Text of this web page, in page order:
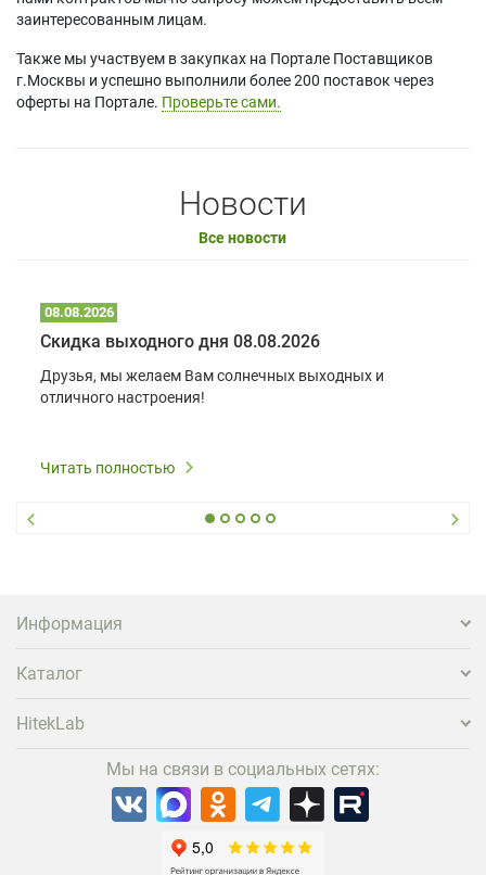
заинтересованным лицам.
Также мы участвуем в закупках на Портале Поставщиков
г.Москвы и успешно выполнили более 200 поставок через
оферты на Портале. Проверьте сами.
Новости
Все новости
08.08.2026
Скидка выходного дня 08.08.2026
Друзья, мы желаем Вам солнечных выходных и
отличного настроения!
Читать полностью
Информация
Каталог
HitekLab
Мы на связи в социальных сетях: